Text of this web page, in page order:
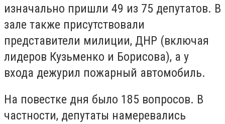
изначально пришли 49 из 75 депутатов. В
зале также присутствовали
представители милиции, ДНР (включая
лидеров Кузьменко и Борисова), а у
входа дежурил пожарный автомобиль.
На повестке дня было 185 вопросов. В
частности, депутаты намеревались